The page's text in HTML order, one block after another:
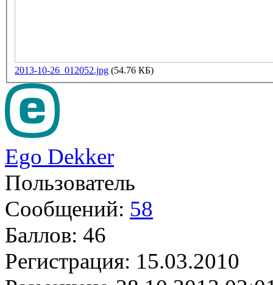
2013-10-26_012052.jpg (54.76 КБ)
Ego Dekker
Пользователь
Сообщений: 58
Баллов: 46
Регистрация: 15.03.2010